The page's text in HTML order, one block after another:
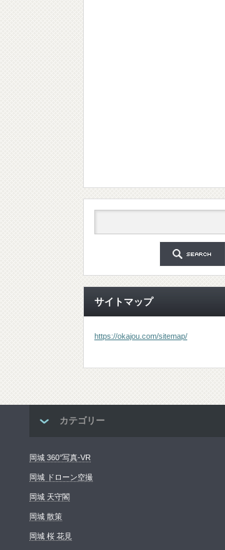
サイトマップ
https://okajou.com/sitemap/
カテゴリー
岡城 360°写真-VR
岡城 ドローン空撮
岡城 天守閣
岡城 散策
岡城 桜 花見